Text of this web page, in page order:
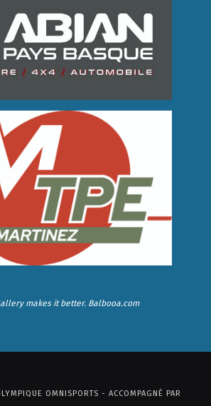
makes it better. Balbooa.com
OMNISPORTS - ACCOMPAGNÉ PAR